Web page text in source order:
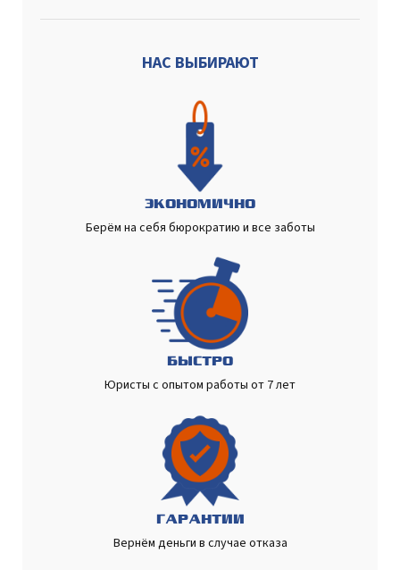
НАС ВЫБИРАЮТ
ЭКОНОМИЧНО
Берём на себя бюрократию и все заботы
БЫСТРО
Юристы с опытом работы от 7 лет
ГАРАНТИИ
Вернём деньги в случае отказа